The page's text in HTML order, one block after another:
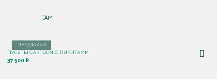
ПО НОВИНКАМ
ПРЕДЗАКАЗ
ПУСЕТЫ CARTOON C ПИРИТАМИ
37 500 ₽